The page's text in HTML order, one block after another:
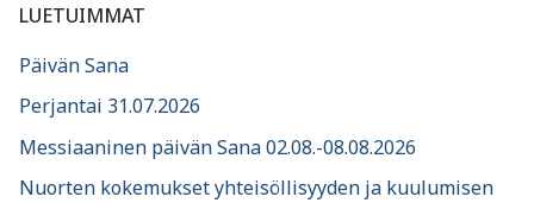
LUETUIMMAT
Päivän Sana
Perjantai 31.07.2026
Messiaaninen päivän Sana 02.08.-08.08.2026
Nuorten kokemukset yhteisöllisyyden ja kuulumisen